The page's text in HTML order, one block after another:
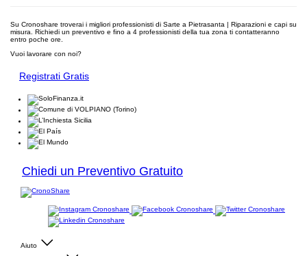
Su Cronoshare troverai i migliori professionisti di Sarte a Pietrasanta | Riparazioni e capi su
misura. Richiedi un preventivo e fino a 4 professionisti della tua zona ti contatteranno
entro poche ore.
Vuoi lavorare con noi?
Registrati Gratis
Chiedi un Preventivo Gratuito
Aiuto